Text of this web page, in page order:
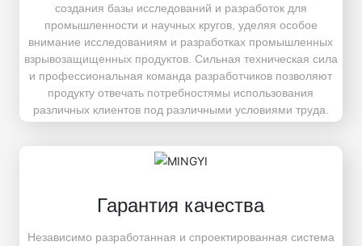
создания базы исследований и разработок для
промышленности и научных кругов, уделяя особое
внимание исследованиям и разработках промышленных
взрывозащищенных продуктов. Сильная техническая сила
и профессиональная команда разработчиков позволяют
продукту отвечать потребностямы использования
различных клиентов под различными условиями труда.
Гарантия качества
Независимо разработанная и спроектированная система